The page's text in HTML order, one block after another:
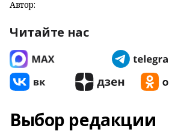
Автор:
Читайте нас
Выбор редакции